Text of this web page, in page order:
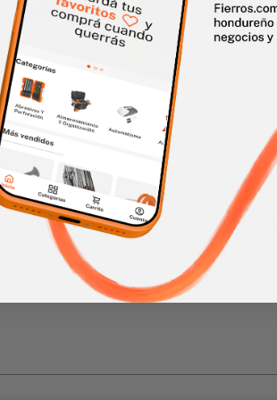
Haz clic en la imagen para alargar
popular
mayores a L 1,500